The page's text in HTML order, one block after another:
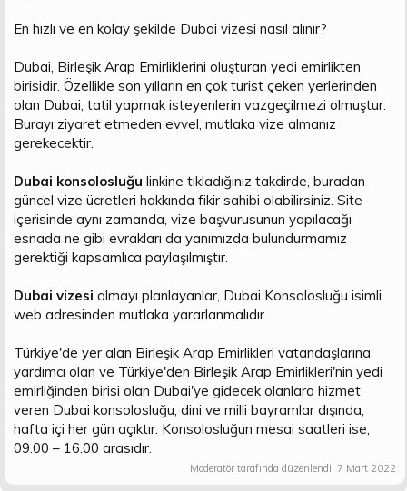
En hızlı ve en kolay şekilde Dubai vizesi nasıl alınır?
Dubai, Birleşik Arap Emirliklerini oluşturan yedi emirlikten
birisidir. Özellikle son yılların en çok turist çeken yerlerinden
olan Dubai, tatil yapmak isteyenlerin vazgeçilmezi olmuştur.
Burayı ziyaret etmeden evvel, mutlaka vize almanız
gerekecektir.
Dubai konsolosluğu linkine tıkladığınız takdirde, buradan
güncel vize ücretleri hakkında fikir sahibi olabilirsiniz. Site
içerisinde aynı zamanda, vize başvurusunun yapılacağı
esnada ne gibi evrakları da yanımızda bulundurmamız
gerektiği kapsamlıca paylaşılmıştır.
Dubai vizesi almayı planlayanlar, Dubai Konsolosluğu isimli
web adresinden mutlaka yararlanmalıdır.
Türkiye'de yer alan Birleşik Arap Emirlikleri vatandaşlarına
yardımcı olan ve Türkiye'den Birleşik Arap Emirlikleri'nin yedi
emirliğinden birisi olan Dubai'ye gidecek olanlara hizmet
veren Dubai konsolosluğu, dini ve milli bayramlar dışında,
hafta içi her gün açıktır. Konsolosluğun mesai saatleri ise,
09.00 – 16.00 arasıdır.
Moderatör tarafında düzenlendi: 7 Mart 2022